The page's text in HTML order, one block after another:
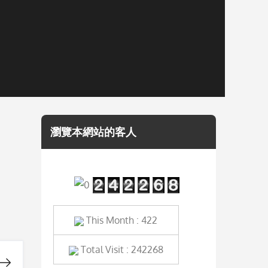
瀏覽本網站的客人
This Month : 422
Total Visit : 242268